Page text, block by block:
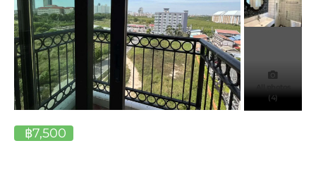
(4)
฿7,500